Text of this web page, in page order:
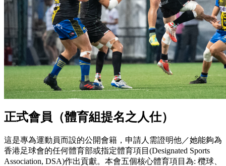
正式會員（體育組提名之人仕）
這是專為運動員而設的公開會籍，申請人需證明他／她能夠為
香港足球會的任何體育部或指定體育項目(Designated Sports
Association, DSA)作出貢獻。本會五個核心體育項目為: 欖球、